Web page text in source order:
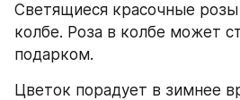
Светящиеся красочные розы
колбе. Роза в колбе может
подарком.
Цветок порадует в зимнее